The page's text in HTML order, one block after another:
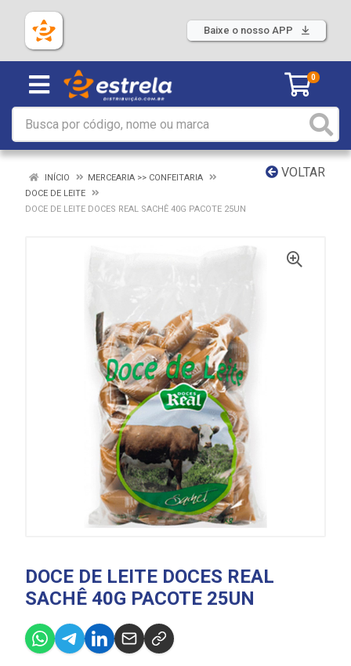
Baixe o nosso APP
0
VOLTAR
INÍCIO
MERCEARIA >> CONFEITARIA
DOCE DE LEITE
DOCE DE LEITE DOCES REAL SACHÊ 40G PACOTE 25UN
DOCE DE LEITE DOCES REAL
SACHÊ 40G PACOTE 25UN